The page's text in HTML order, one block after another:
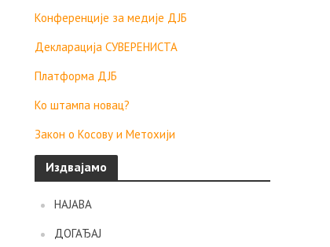
Конференције за медије ДЈБ
Декларација СУВЕРЕНИСТА
Платформа ДЈБ
Ко штампа новац?
Закон о Косову и Метохији
Издвајамо
НАЈАВА
ДОГАЂАЈ